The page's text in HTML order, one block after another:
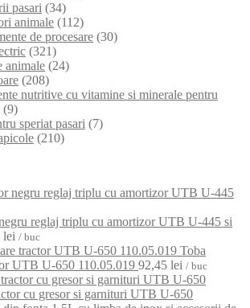
pasari (34)
animale (112)
de procesare (30)
(321)
animale (24)
(208)
nutritive cu vitamine si minerale pentru
(9)
speriat pasari (7)
(210)
reglaj triplu cu amortizor UTB U-445 si
lei / buc
Toba
UTB U-650 110.05.019 92,45 lei / buc
cu gresor si garnituri UTB U-650